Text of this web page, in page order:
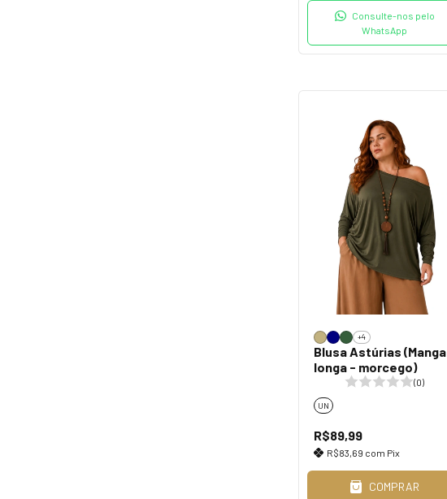
Consulte-nos pelo
WhatsApp
+4
Blusa Astúrias (Manga
longa - morcego)
(0)
UN
R$89,99
R$83,69 com Pix
COMPRAR